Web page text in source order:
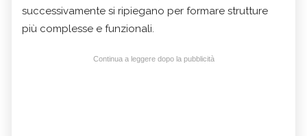
successivamente si ripiegano per formare strutture
più complesse e funzionali.
Continua a leggere dopo la pubblicità